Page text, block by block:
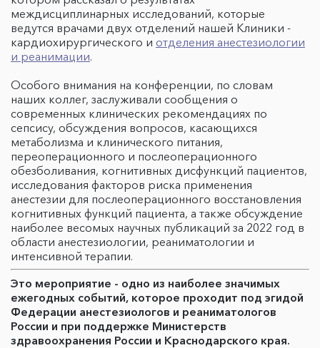
междисциплинарных исследований, которые
ведутся врачами двух отделений нашей Клиники -
кардиохирургического и отделения анестезиологии
и реанимации.
Особого внимания на конференции, по словам
наших коллег, заслуживали сообщения о
современных клинических рекомендациях по
сепсису, обсуждения вопросов, касающихся
метаболизма и клинического питания,
переоперационного и послеоперационного
обезболивания, когнитивных дисфункций пациентов,
исследования факторов риска применения
анестезии для послеоперационного восстановления
когнитивных функций пациента, а также обсуждение
наиболее весомых научных публикаций за 2022 год в
области анестезиологии, реаниматологии и
интенсивной терапии.
Это мероприятие - одно из наиболее значимых
ежегодных событий, которое проходит под эгидой
Федерации анестезиологов и реаниматологов
России и при поддержке Министерств
здравоохранения России и Краснодарского края.